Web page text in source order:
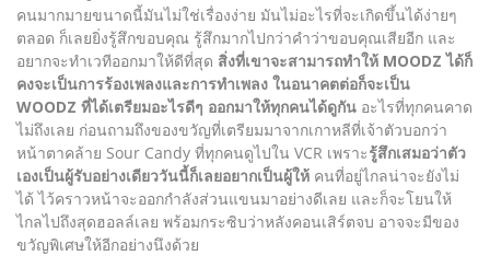
คนมากมายขนาดนี้มันไม่ใช่เรื่องง่าย มันไม่อะไรที่จะเกิดขึ้นได้ง่ายๆ
ตลอด ก็เลยยิ่งรู้สึกขอบคุณ รู้สึกมากไปกว่าคำว่าขอบคุณเสียอีก และ
อยากจะทำเวทีออกมาให้ดีที่สุด สิ่งที่เขาจะสามารถทำให้ MOODZ ได้ก็
คงจะเป็นการร้องเพลงและการทำเพลง ในอนาคตต่อก็จะเป็น
WOODZ ที่ได้เตรียมอะไรดีๆ ออกมาให้ทุกคนได้ดูกัน อะไรที่ทุกคนคาด
ไม่ถึงเลย ก่อนถามถึงของขวัญที่เตรียมมาจากเกาหลีที่เจ้าตัวบอกว่า
หน้าตาคล้าย Sour Candy ที่ทุกคนดูไปใน VCR เพราะรู้สึกเสมอว่าตัว
เองเป็นผู้รับอย่างเดียววันนี้ก็เลยอยากเป็นผู้ให้ คนที่อยู่ไกลน่าจะยังไม่
ได้ ไว้คราวหน้าจะออกกำลังส่วนแขนมาอย่างดีเลย และก็จะโยนให้
ไกลไปถึงสุดฮอลล์เลย พร้อมกระซิบว่าหลังคอนเสิร์ตจบ อาจจะมีของ
ขวัญพิเศษให้อีกอย่างนึงด้วย